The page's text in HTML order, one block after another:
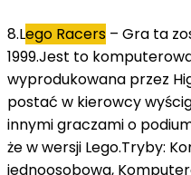
8.Lego Racers – Gra ta
1999.Jest to
wyprodukowana przez
postać w kierowcy
innymi graczami o
że w wersji Lego.Tryby:
jednoosobowa,